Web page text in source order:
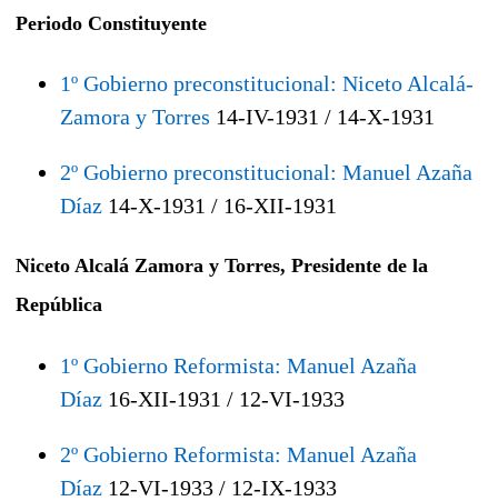
Periodo Constituyente
1º Gobierno preconstitucional: Niceto Alcalá-
Zamora y Torres 14-IV-1931 / 14-X-1931
2º Gobierno preconstitucional: Manuel Azaña
Díaz 14-X-1931 / 16-XII-1931
Niceto Alcalá Zamora y Torres, Presidente de la
República
1º Gobierno Reformista: Manuel Azaña
Díaz 16-XII-1931 / 12-VI-1933
2º Gobierno Reformista: Manuel Azaña
Díaz 12-VI-1933 / 12-IX-1933